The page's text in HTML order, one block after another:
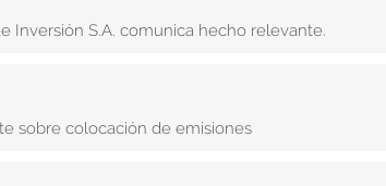
Inversión S.A. comunica hecho relevante.
sobre colocación de emisiones